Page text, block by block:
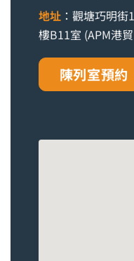
地址 ：觀塘巧明
樓B11室 (APM港
陳列室預約